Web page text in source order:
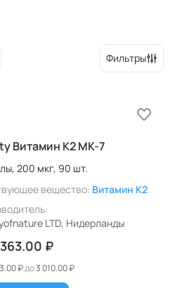
Фильтры
Витамин K2 МК-7
200 мкг, 90 шт.
вещество: Витамин K2
LTD, Нидерланды
₽
₽до3 010.00 ₽